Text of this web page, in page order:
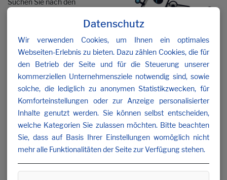
Suchen Sie nach den
Datenschutz
Wir verwenden Cookies, um Ihnen ein optimales
Webseiten-Erlebnis zu bieten. Dazu zählen Cookies, die für
den Betrieb der Seite und für die Steuerung unserer
kommerziellen Unternehmensziele notwendig sind, sowie
solche, die lediglich zu anonymen Statistikzwecken, für
Komforteinstellungen oder zur Anzeige personalisierter
Inhalte genutzt werden. Sie können selbst entscheiden,
welche Kategorien Sie zulassen möchten. Bitte beachten
Sie, dass auf Basis Ihrer Einstellungen womöglich nicht
mehr alle Funktionalitäten der Seite zur Verfügung stehen.